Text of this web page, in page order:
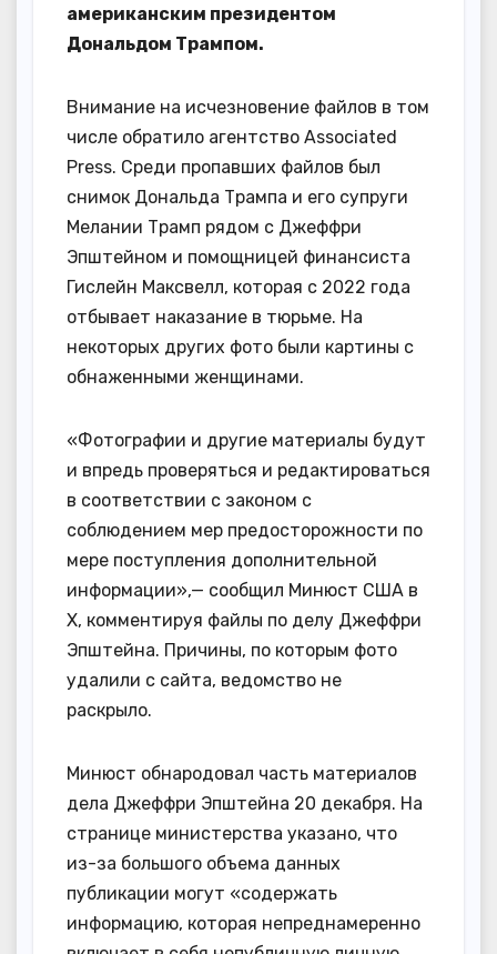
американским президентом
Дональдом Трампом.
Внимание на исчезновение файлов в том
числе обратило агентство Associated
Press. Среди пропавших файлов был
снимок Дональда Трампа и его супруги
Мелании Трамп рядом с Джеффри
Эпштейном и помощницей финансиста
Гислейн Максвелл, которая с 2022 года
отбывает наказание в тюрьме. На
некоторых других фото были картины с
обнаженными женщинами.
«Фотографии и другие материалы будут
и впредь проверяться и редактироваться
в соответствии с законом с
соблюдением мер предосторожности по
мере поступления дополнительной
информации»,— сообщил Минюст США в
X, комментируя файлы по делу Джеффри
Эпштейна. Причины, по которым фото
удалили с сайта, ведомство не
раскрыло.
Минюст обнародовал часть материалов
дела Джеффри Эпштейна 20 декабря. На
странице министерства указано, что
из-за большого объема данных
публикации могут «содержать
информацию, которая непреднамеренно